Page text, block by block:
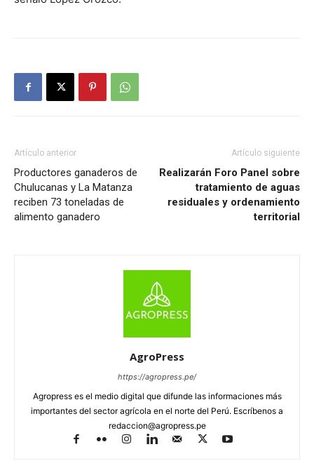
Artículo anterior
Productores ganaderos de
Chulucanas y La Matanza
reciben 73 toneladas de
alimento ganadero
Artículo siguiente
Realizarán Foro Panel sobre
tratamiento de aguas
residuales y ordenamiento
territorial
AgroPress
https://agropress.pe/
Agropress es el medio digital que difunde las informaciones más
importantes del sector agrícola en el norte del Perú. Escríbenos a
redaccion@agropress.pe